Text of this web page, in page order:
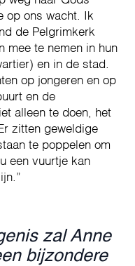
op ons wacht. Ik
de Pelgrimkerk
mee te nemen in hun
en in de stad.
op jongeren en op
en de
alleen te doen, het
zitten geweldige
te poppelen om
een vuurtje kan
zal Anne
bijzondere